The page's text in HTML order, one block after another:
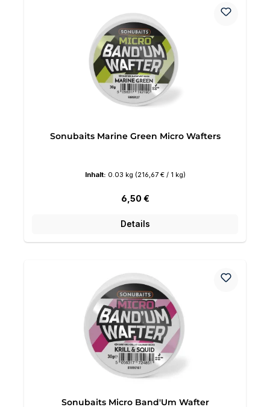
Sonubaits Marine Green Micro Wafters
Inhalt: 0.03 kg (216,67 € / 1 kg)
Regulärer Preis:
6,50 €
Details
Sonubaits Micro Band'Um Wafter